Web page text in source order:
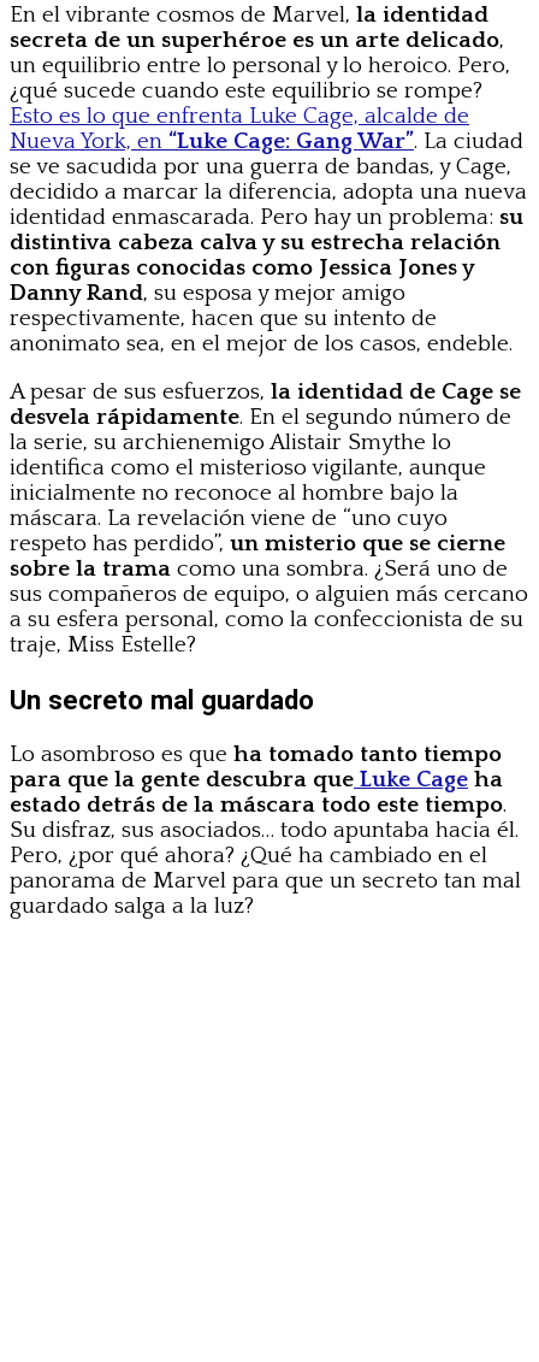
En el vibrante cosmos de Marvel, la identidad
secreta de un superhéroe es un arte delicado,
un equilibrio entre lo personal y lo heroico. Pero,
¿qué sucede cuando este equilibrio se rompe?
Esto es lo que enfrenta Luke Cage, alcalde de
Nueva York, en “Luke Cage: Gang War”. La ciudad
se ve sacudida por una guerra de bandas, y Cage,
decidido a marcar la diferencia, adopta una nueva
identidad enmascarada. Pero hay un problema: su
distintiva cabeza calva y su estrecha relación
con figuras conocidas como Jessica Jones y
Danny Rand, su esposa y mejor amigo
respectivamente, hacen que su intento de
anonimato sea, en el mejor de los casos, endeble.
A pesar de sus esfuerzos, la identidad de Cage se
desvela rápidamente. En el segundo número de
la serie, su archienemigo Alistair Smythe lo
identifica como el misterioso vigilante, aunque
inicialmente no reconoce al hombre bajo la
máscara. La revelación viene de “uno cuyo
respeto has perdido”, un misterio que se cierne
sobre la trama como una sombra. ¿Será uno de
sus compañeros de equipo, o alguien más cercano
a su esfera personal, como la confeccionista de su
traje, Miss Estelle?
Un secreto mal guardado
Lo asombroso es que ha tomado tanto tiempo
para que la gente descubra que Luke Cage ha
estado detrás de la máscara todo este tiempo.
Su disfraz, sus asociados… todo apuntaba hacia él.
Pero, ¿por qué ahora? ¿Qué ha cambiado en el
panorama de Marvel para que un secreto tan mal
guardado salga a la luz?